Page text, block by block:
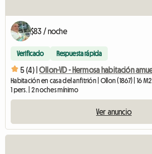
$83 / noche
Verificado Respuesta rápida
5 (4) |
Habitación en casa del anfitrión | Ollon (1867) | 16 M2
1 pers. | 2 noches mínimo
Ver anuncio